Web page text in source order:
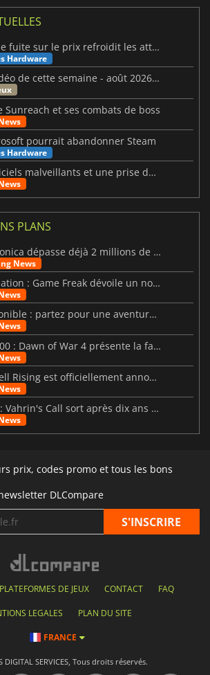
Steam Frame : une fuite sur le prix refroidit les attentes VR
Hardware
Sorties de jeux vidéo de cette semaine - août 2026 (semaine 32)
Sunreach et ses combats de boss
pourrait abandonner Steam
Hardware
Des cartes de logiciels malveillants et une prise de contrôle de Discord ont touché Meccha Chameleon
PLANS
Resident Evil: Veronica dépasse déjà 2 millions de wishlists
News
Beast of Reincarnation : Game Freak dévoile un nouveau pari
Big Walk est disponible : partez pour une aventure entre amis
Warhammer 40 000 : Dawn of War 4 présente la faction des Nécrons
Le DLC Nioh 3 : Hell Rising est officiellement annoncé
Forsaken Realms : Vahrin's Call sort après dix ans de développement
prix, codes promo et tous les bons
DLCompare
PLATEFORMES DE JEUX CONTACT FAQ
LEGALES PLAN DU SITE
FRANCE
DIGITAL SERVICES, Tous droits réservés.